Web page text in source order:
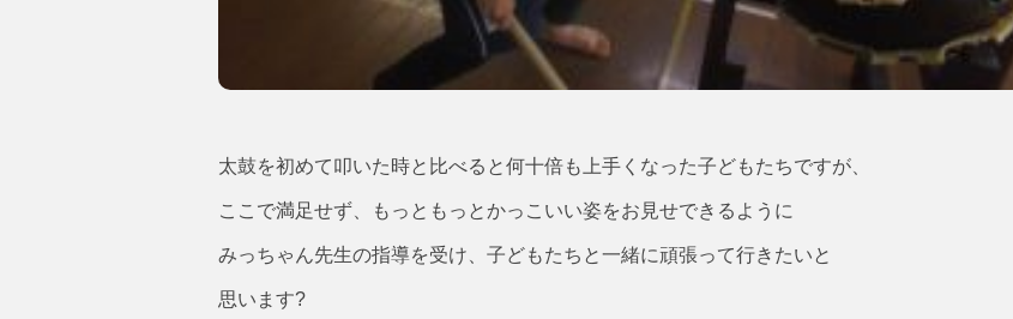
太鼓を初めて叩いた時と比べると何十倍も上手くなった子どもたちですが、
ここで満足せず、もっともっとかっこいい姿をお見せできるように
みっちゃん先生の指導を受け、子どもたちと一緒に頑張って行きたいと
思います?